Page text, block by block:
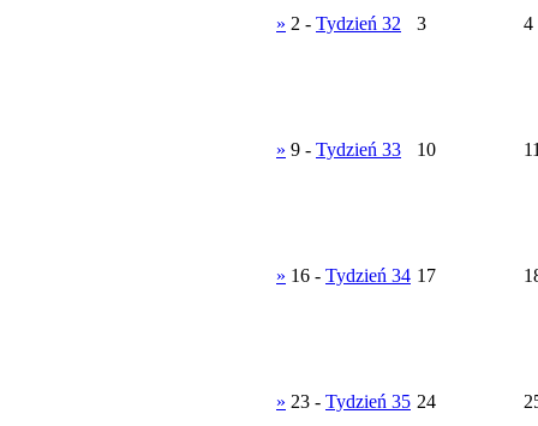
» 2 - Tydzień 32 3 4
» 9 - Tydzień 33 10
» 16 - Tydzień 34 17
» 23 - Tydzień 35 24